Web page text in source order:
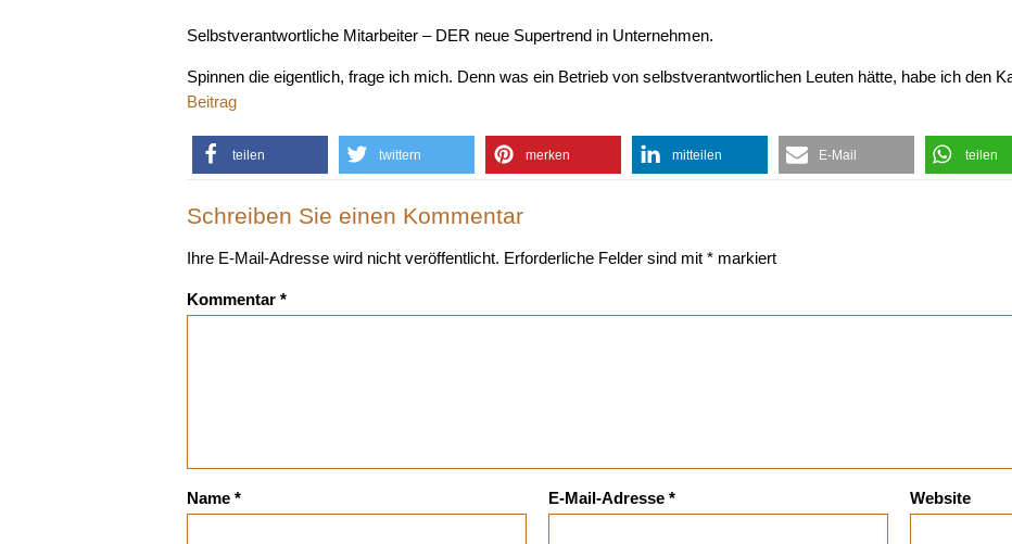
Selbstverantwortliche Mitarbeiter – DER neue Supertrend in Unternehmen.
Spinnen die eigentlich, frage ich mich. Denn was ein Betrieb von selbstverantwortlichen Leuten hätte, habe ich den
Beitrag
teilen twittern merken mitteilen E-Mail teilen
Schreiben Sie einen Kommentar
Ihre E-Mail-Adresse wird nicht veröffentlicht. Erforderliche Felder sind mit* markiert
Kommentar*
Name* E-Mail-Adresse* Website